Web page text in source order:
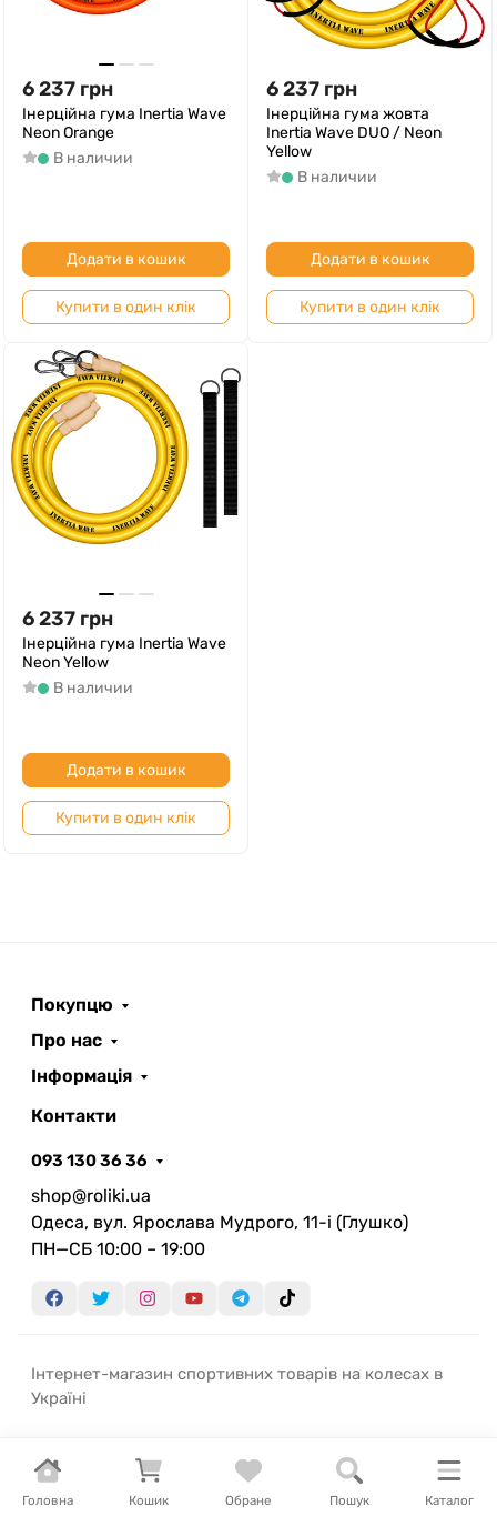
Головна Кошик Обране Пошук Каталог
6 237 грн
Інерційна гума Inertia Wave
Neon Orange
В наличии
Додати в кошик
Купити в один клік
6 237 грн
Інерційна гума жовта
Inertia Wave DUO / Neon
Yellow
В наличии
Додати в кошик
Купити в один клік
6 237 грн
Інерційна гума Inertia Wave
Neon Yellow
В наличии
Додати в кошик
Купити в один клік
Покупцю
Про нас
Інформація
Контакти
093 130 36 36
shop@roliki.ua
Одеса, вул. Ярослава Мудрого, 11-i (Глушко)
ПН—СБ 10:00 – 19:00
Інтернет-магазин спортивних товарів на колесах в
Україні